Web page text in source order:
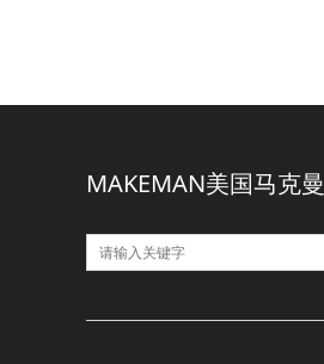
MAKEMAN美国马克曼